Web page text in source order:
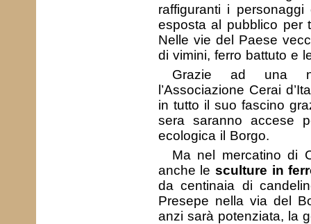
raffiguranti i
esposta al pubblico per
Nelle vie del Paese
di vimini, ferro battuto e
Grazie ad una
l’Associazione Cerai
in tutto il suo fascino
sera saranno accese
ecologica il Borgo.
Ma nel mercatino di
anche le sculture in
da centinaia di
Presepe nella via del
anzi sarà potenziata, la